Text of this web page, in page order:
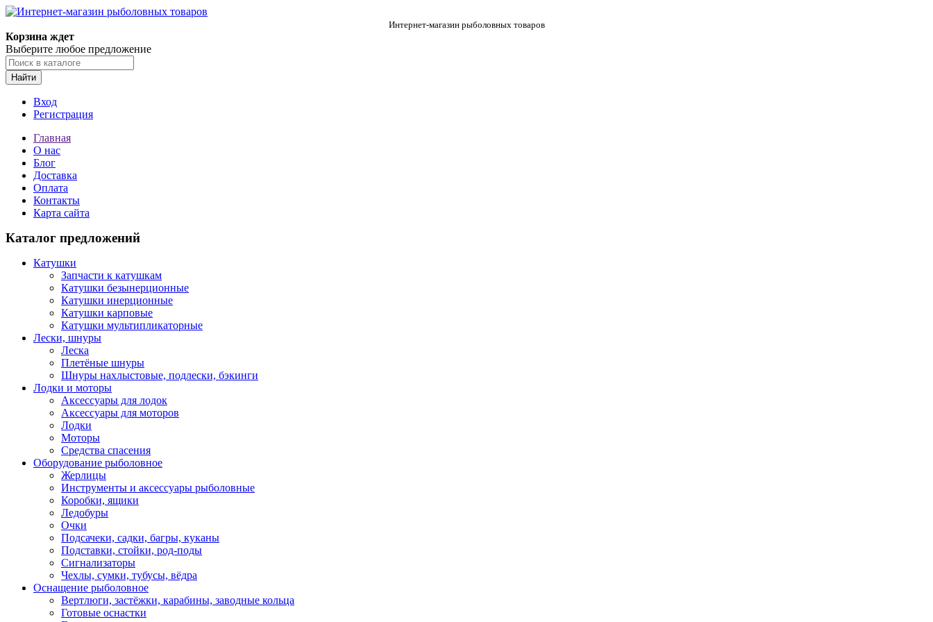
Интернет-магазин рыболовных товаров
Корзина ждет
Выберите любое предложение
Найти
Вход
Регистрация
Главная
О нас
Блог
Доставка
Оплата
Контакты
Карта сайта
Каталог предложений
Катушки
Запчасти к катушкам
Катушки безынерционные
Катушки инерционные
Катушки карповые
Катушки мультипликаторные
Лески, шнуры
Леска
Плетёные шнуры
Шнуры нахлыстовые, подлески, бэкинги
Лодки и моторы
Аксессуары для лодок
Аксессуары для моторов
Лодки
Моторы
Средства спасения
Оборудование рыболовное
Жерлицы
Инструменты и аксессуары рыболовные
Коробки, ящики
Ледобуры
Очки
Подсачеки, садки, багры, куканы
Подставки, стойки, род-поды
Сигнализаторы
Чехлы, сумки, тубусы, вёдра
Оснащение рыболовное
Вертлюги, застёжки, карабины, заводные кольца
Готовые оснастки